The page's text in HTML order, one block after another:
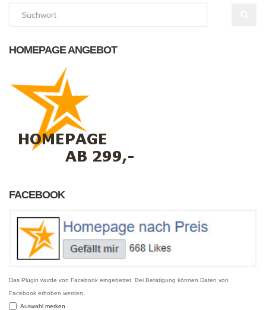
HOMEPAGE ANGEBOT
FACEBOOK
Das Plugin wurde von Facebook eingebettet. Bei Betätigung können Daten von
Facebook erhoben werden.
Auswahl merken